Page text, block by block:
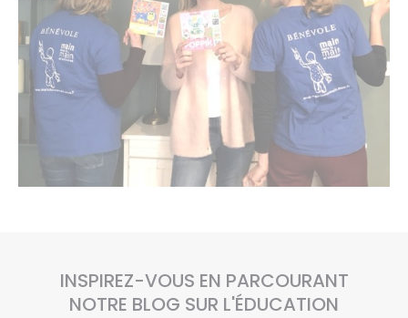
INSPIREZ-VOUS EN PARCOURANT
NOTRE BLOG SUR L'ÉDUCATION